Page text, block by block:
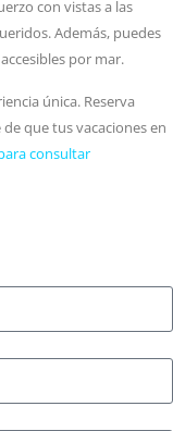
con vistas a las
Además, puedes
por mar.
única. Reserva
que tus vacaciones en
consultar